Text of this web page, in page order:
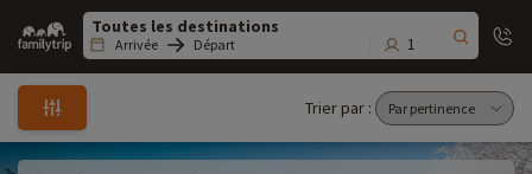
Family
trip
Arrivée Départ 1
Trier par :